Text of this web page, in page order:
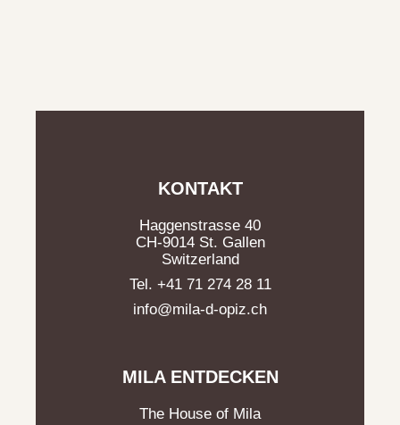
KONTAKT
Haggenstrasse 40
CH-9014 St. Gallen
Switzerland
Tel. +41 71 274 28 11
info@mila-d-opiz.ch
MILA ENTDECKEN
The House of Mila